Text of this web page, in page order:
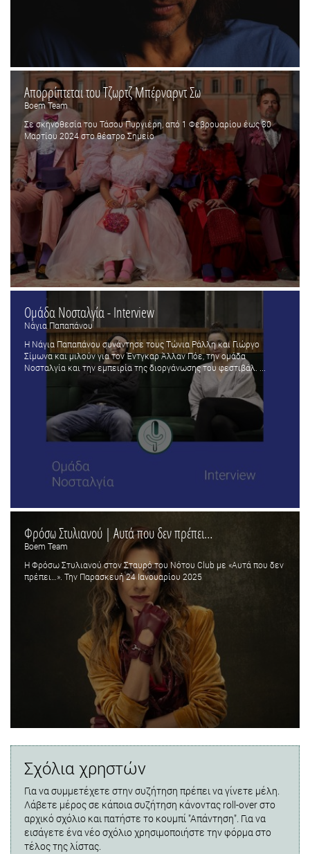
Απορρίπτεται του Τζωρτζ Μπέρναρντ Σω
Boem Team
Σε σκηνοθεσία του Τάσου Πυργιέρη, από 1 Φεβρουαρίου έως 30
Μαρτίου 2024 στο θέατρο Σημείο
Ομάδα Νοσταλγία - Interview
Νάγια Παπαπάνου
Η Νάγια Παπαπάνου συνάντησε τους Τώνια Ράλλη και Γιώργο
Σίμωνα και μιλούν για τον Έντγκαρ Άλλαν Πόε, την ομάδα
Νοσταλγία και την εμπειρία της διοργάνωσης του φεστιβάλ. ...
Φρόσω Στυλιανού | Αυτά που δεν πρέπει…
Boem Team
Η Φρόσω Στυλιανού στον Σταυρό του Νότου Club με «Αυτά που δεν
πρέπει…». Την Παρασκευή 24 Ιανουαρίου 2025
Σχόλια χρηστών
Για να συμμετέχετε στην συζήτηση πρέπει να γίνετε μέλη.
Λάβετε μέρος σε κάποια συζήτηση κάνοντας roll-over στο
αρχικό σχόλιο και πατήστε το κουμπί "Απάντηση". Για να
εισάγετε ένα νέο σχόλιο χρησιμοποιήστε την φόρμα στο
τέλος της λίστας.